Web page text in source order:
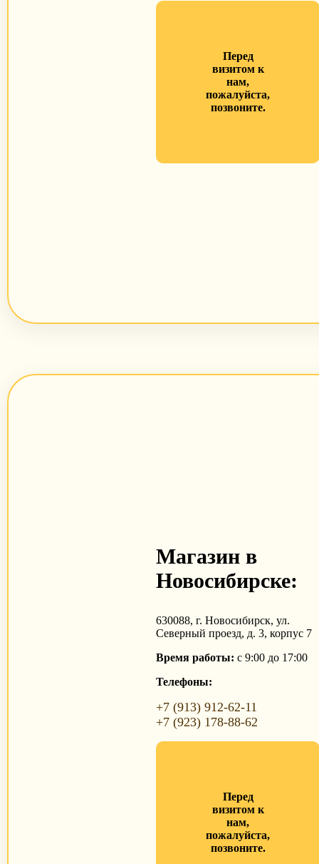
Перед
визитом к
нам,
пожалуйста,
позвоните.
Магазин в
Новосибирске:
630088, г. Новосибирск, ул.
Северный проезд, д. 3, корпус 7
Время работы: с 9:00 до 17:00
Телефоны:
+7 (913) 912-62-11
+7 (923) 178-88-62
Перед
визитом к
нам,
пожалуйста,
позвоните.